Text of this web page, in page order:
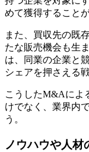
めて獲得すること
また、買収先の既
たな販売機会も生
は、同業の企業と
シェアを押さえる
こうしたM&Aによ
けでなく、業界内
う。
ノウハウや人材